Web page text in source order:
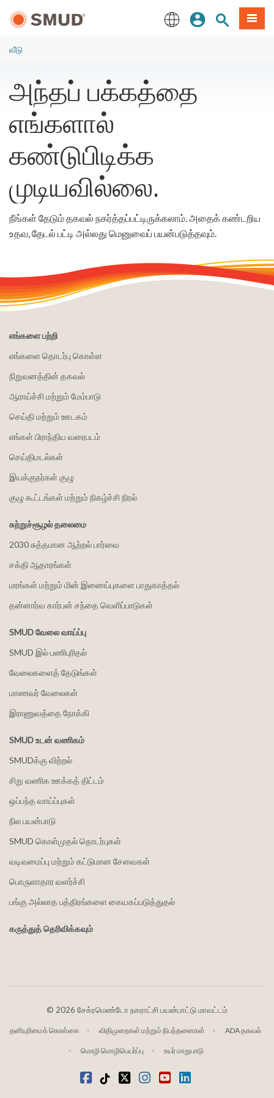
உள்ளடக்கத்திற்கு
உள்நுழையவும்
தளத் தேடல்
வீடு
அந்தப் பக்கத்தை
எங்களால்
கண்டுபிடிக்க
முடியவில்லை.
நீங்கள் தேடும் தகவல் நகர்த்தப்பட்டிருக்கலாம். அதைக் கண்டறிய
உதவ, தேடல் பட்டி அல்லது மெனுவைப் பயன்படுத்தவும்.
எங்களை பற்றி
எங்களை தொடர்பு கொள்ள
நிறுவனத்தின் தகவல்
ஆராய்ச்சி மற்றும் மேம்பாடு
செய்தி மற்றும் ஊடகம்
எங்கள் பிராந்திய வரைபடம்
செய்திமடல்கள்
இயக்குநர்கள் குழு
குழு கூட்டங்கள் மற்றும் நிகழ்ச்சி நிரல்
சுற்றுச்சூழல் தலைமை
2030 சுத்தமான ஆற்றல் பார்வை
சக்தி ஆதாரங்கள்
மரங்கள் மற்றும் மின் இணைப்புகளை பாதுகாத்தல்
தன்னார்வ கார்பன் சந்தை வெளிப்பாடுகள்
SMUD வேலை வாய்ப்பு
SMUD இல் பணிபுரிதல்
வேலைகளைத் தேடுங்கள்
மாணவர் வேலைகள்
இராணுவத்தை நோக்கி
SMUD உடன் வணிகம்
SMUDக்கு விற்றல்
சிறு வணிக ஊக்கத் திட்டம்
ஒப்பந்த வாய்ப்புகள்
நில பயன்பாடு
SMUD கொள்முதல் தொடர்புகள்
வடிவமைப்பு மற்றும் கட்டுமான சேவைகள்
பொருளாதார வளர்ச்சி
பங்கு அல்லாத பத்திரங்களை கையகப்படுத்துதல்
கருத்துத் தெரிவிக்கவும்
© 2026 சேக்ரமெண்டோ நகராட்சி பயன்பாட்டு மாவட்டம்
தனியுரிமைக் கொள்கை விதிமுறைகள் மற்றும் நிபந்தனைகள் ADA தகவல்
மொழி மொழிபெயர்ப்பு உயர் மாறுபாடு
முகநூல்
டிக்டோக்ட்விட்டர்Instagram
வலைஒளி
LinkedIn